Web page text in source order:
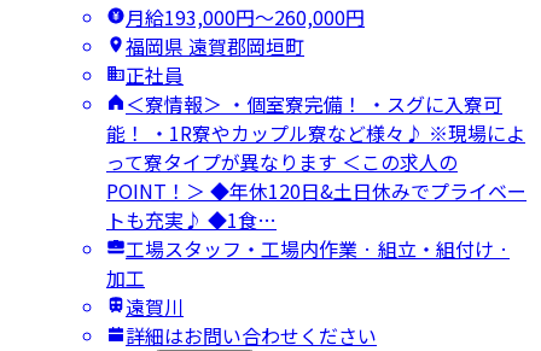
月給193,000円〜260,000円
福岡県 遠賀郡岡垣町
正社員
＜寮情報＞ ・個室寮完備！ ・スグに入寮可
能！ ・1R寮やカップル寮など様々♪ ※現場によ
って寮タイプが異なります ＜この求人の
POINT！＞ ◆年休120日&土日休みでプライベー
トも充実♪ ◆1食…
工場スタッフ・工場内作業 · 組立・組付け ·
加工
遠賀川
詳細はお問い合わせください